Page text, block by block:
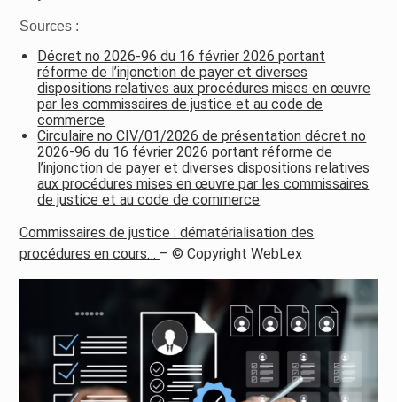
Sources :
Décret no 2026-96 du 16 février 2026 portant
réforme de l’injonction de payer et diverses
dispositions relatives aux procédures mises en œuvre
par les commissaires de justice et au code de
commerce
Circulaire no CIV/01/2026 de présentation décret no
2026-96 du 16 février 2026 portant réforme de
l’injonction de payer et diverses dispositions relatives
aux procédures mises en œuvre par les commissaires
de justice et au code de commerce
Commissaires de justice : dématérialisation des
procédures en cours… – © Copyright WebLex